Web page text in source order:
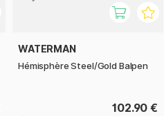
WATERMAN
Hémisphère Steel/Gold Balpen
102.90 €